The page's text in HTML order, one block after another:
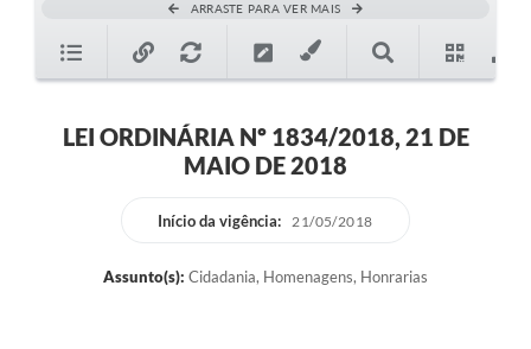
ARRASTE PARA VER MAIS
LEI ORDINÁRIA Nº 1834/2018, 21 DE
MAIO DE 2018
Início da vigência: 21/05/2018
Assunto(s): Cidadania, Homenagens, Honrarias